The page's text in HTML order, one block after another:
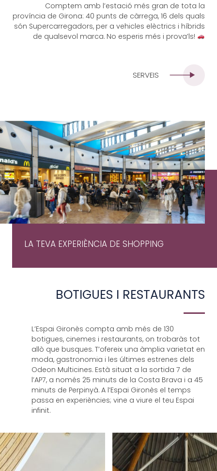
Comptem amb l’estació més gran de tota la
província de Girona: 40 punts de càrrega, 16 dels quals
són Supercarregadors, per a vehicles elèctrics i híbrids
de qualsevol marca. No esperis més i prova’ls!
SERVEIS
LA TEVA EXPERIÈNCIA DE SHOPPING
BOTIGUES I RESTAURANTS
L’Espai Gironès compta amb més de 130
botigues, cinemes i restaurants, on trobaràs tot
allò que busques. T’ofereix una àmplia varietat en
moda, gastronomia i les últimes estrenes dels
Odeon Multicines. Està situat a la sortida 7 de
l’AP7, a només 25 minuts de la Costa Brava i a 45
minuts de Perpinyà. A l’Espai Gironès el temps
passa en experiències; vine a viure el teu Espai
infinit.